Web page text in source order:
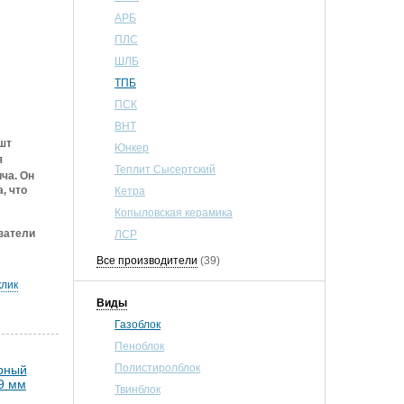
АРБ
ПЛС
ШЛБ
ТПБ
ПСК
ВНТ
Юнкер
Теплит Сысертский
Кетра
Копыловская керамика
ЛСР
Все производители (39)
Виды
Газоблок
Пеноблок
Полистиролблок
Твинблок
Он
что